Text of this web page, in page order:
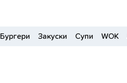
Бургери Закуски Супи WOK